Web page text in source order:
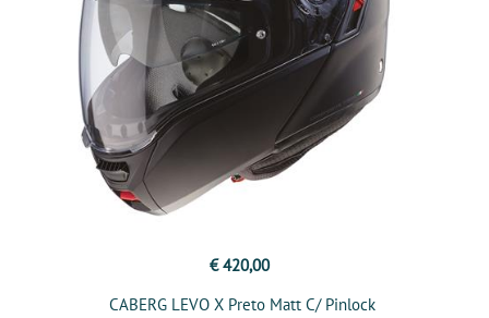
€ 420,00
CABERG LEVO X Preto Matt C/ Pinlock